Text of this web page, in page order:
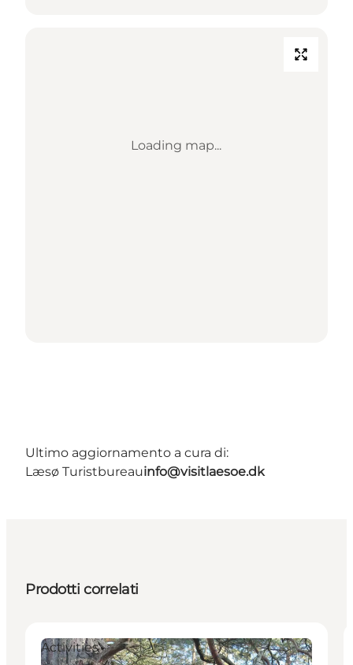
Loading map...
Ultimo aggiornamento a cura di:
Læsø Turistbureauinfo@visitlaesoe.dk
Prodotti correlati
Activities